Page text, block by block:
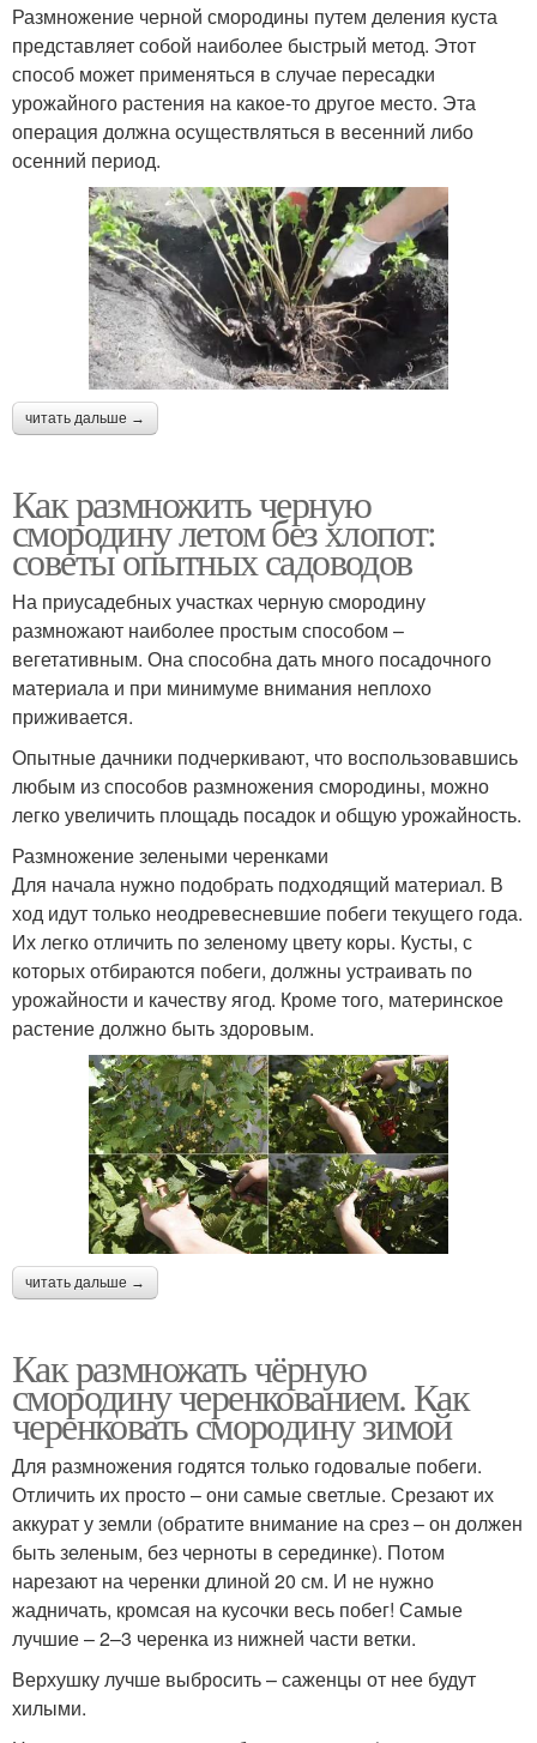
Размножение черной смородины путем деления куста
представляет собой наиболее быстрый метод. Этот
способ может применяться в случае пересадки
урожайного растения на какое-то другое место. Эта
операция должна осуществляться в весенний либо
осенний период.
читать дальше →
Как размножить черную
смородину летом без хлопот:
советы опытных садоводов
На приусадебных участках черную смородину
размножают наиболее простым способом –
вегетативным. Она способна дать много посадочного
материала и при минимуме внимания неплохо
приживается.
Опытные дачники подчеркивают, что воспользовавшись
любым из способов размножения смородины, можно
легко увеличить площадь посадок и общую урожайность.
Размножение зелеными черенками
Для начала нужно подобрать подходящий материал. В
ход идут только неодревесневшие побеги текущего года.
Их легко отличить по зеленому цвету коры. Кусты, с
которых отбираются побеги, должны устраивать по
урожайности и качеству ягод. Кроме того, материнское
растение должно быть здоровым.
читать дальше →
Как размножать чёрную
смородину черенкованием. Как
черенковать смородину зимой
Для размножения годятся только годовалые побеги.
Отличить их просто – они самые светлые. Срезают их
аккурат у земли (обратите внимание на срез – он должен
быть зеленым, без черноты в серединке). Потом
нарезают на черенки длиной 20 см. И не нужно
жадничать, кромсая на кусочки весь побег! Самые
лучшие – 2–3 черенка из нижней части ветки.
Верхушку лучше выбросить – саженцы от нее будут
хилыми.